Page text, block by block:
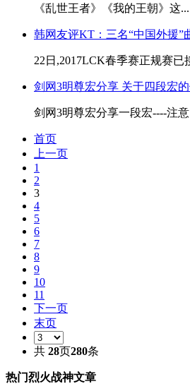
《乱世王者》《我的王朝》这...
韩网友评KT：三名“中国外援”
22日,2017LCK春季赛正规赛已
剑网3明尊宏分享 关于四段宏
剑网3明尊宏分享一段宏----注
首页
上一页
1
2
3
4
5
6
7
8
9
10
11
下一页
末页
共 28页280条
热门烈火战神文章